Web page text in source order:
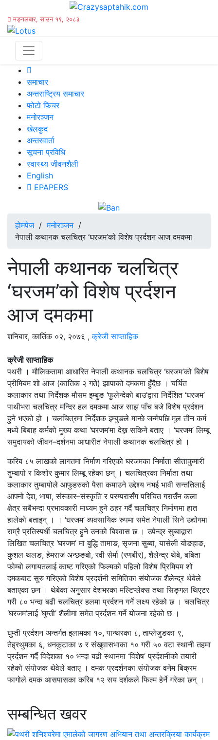
मङ्गलबार, साउन १९, २०८३
समाचार
अन्तराष्ट्रिय समाचार
फोटो फिचर
मनोरञ्जन
खेलकुद
अन्तरवार्ता
सूचना प्रविधि
स्वास्थ्य जीवनशैली
English
EPAPERS
होमपेज/मनोरञ्जन/
नेपाली कथानक चलचित्र ‘घरजम’को विशेष प्रर्दशन आज दमकमा
नेपाली कथानक चलचित्र
‘घरजम’को विशेष प्रर्दशन
आज दमकमा
शनिबार, कार्तिक ०२, २०७६ ,क्रेजी साप्ताहिक
क्रेजी साप्ताहिक
पथरी । मौलिकतामा आधारित नेपाली कथानक चलचित्र ‘घरजम’को बिशेष
प्रीमियम शो आज (कातिक २ गते) झापाको दमकमा हुँदैछ । चर्चित
कलाकार तथा निर्देशक मौसम इम्बुङ ‘फुलेन्देको बाउ’द्वारा निर्देशित ‘घरजम’
पाथीभरा चलचित्र मन्दिर हल दमकमा आज साझ पाँच बजे विशेष प्रर्दशन
हुने भएको हो । चलचित्रमा निर्देशक इम्बुङले मान्छे जन्मेपछि मूल तीन कर्म
मध्ये बिबाह कर्मको मुख्य कथा ‘घरजम’मा देख्न सकिने बताए । ‘घरजम’ लिम्बू
समुदायको जीवन–दर्शनमा आधारीत नेपाली कथानक चलचित्र हो ।
करिब ८५ लाखको लागतमा निर्माण गरिएको घरजमका निर्माता सीताकुमारी
तुम्बापो र किशोर कुमार लिम्बू रहेका छन् । चलचित्रका निर्माता तथा
कलाकार तुम्बापोले आफुहरुको पैसा कमाउने उद्देश्य नभई भावी सन्ततिलाई
आफ्नो देश, भाषा, संस्कार–संस्कृति र परम्परासँग परिचित गराउँन कला
क्षेत्र सबैभन्दा प्रभावकारी माध्यम हुने ठहर गर्दै चलचित्र निर्माणमा हात
हालेको बताइन् । । ‘घरजम’ व्यवसायिक रुपमा समेत नेपाली सिने उद्योगमा
राम्रै प्रतिस्पर्धी चलचित्र हुने उनको बिश्वास छ । उपेन्द्र सुब्बाद्वारा
लिखित चलचित्र ‘घरजम’ मा बुद्धि तामाङ, सृजना सुब्बा, यासेली योङहाङ,
कुशल थलङ, हेमराज अन्छङबो, रवी सेर्मा (रणबीर), शैलेन्द्र थेबे, बबिता
फोम्बो लगायतलाई काष्ट गरिएको फिल्मको पहिलो विशेष प्रिमियम शो
दमकबाट सुरु गरिएको विशेष प्रदर्शनी समितिका संयोजक शैलेन्द्र थेबेले
बताएका छन । थेबेका अनुसार देशभरका मल्टिप्लेक्स तथा सिङ्गल थिएटर
गरी ८० भन्दा बढी चलचित्र हलमा प्रर्दशन गर्ने लक्ष्य रहेको छ । चलचित्र
‘घरजम’लाई ‘घुम्ती’ शैलीमा समेत प्रर्दशन गर्ने योजना रहेको छ ।
घुम्ती प्रर्दशन अन्तर्गत इलामका १०, पान्थरका ८, ताप्लेजुङका ९,
तेह्रथुमका ६, धनकुटाका ७ र संखुवासभाका १० गरी ५० वटा स्थानी तहमा
प्रर्दशन गर्दै विदेशका १० भन्दा बढी स्थानमा ‘विशेष’ प्रर्दशनीको तयारी
रहेको संयोजक थेवेले बताए । दमक प्रदर्शनका संयोजक वनेम बिक्रम
फागोले दमक आसपासका करिब १२ सय दर्शकले फिल्म हेर्ने गरेका छन् ।
सम्बन्धित खवर